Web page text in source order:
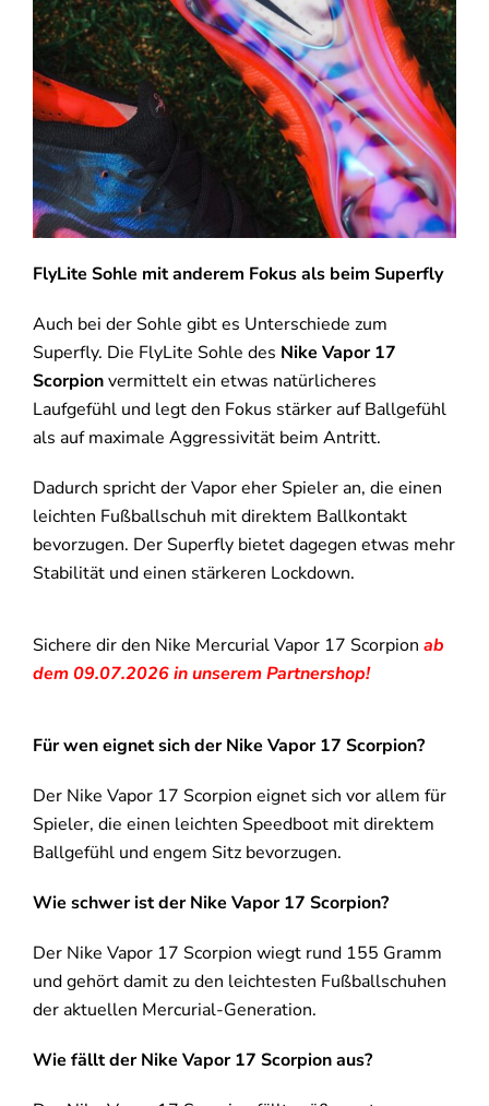
FlyLite Sohle mit anderem Fokus als beim Superfly
Auch bei der Sohle gibt es Unterschiede zum
Superfly. Die FlyLite Sohle des Nike Vapor 17
Scorpionvermittelt ein etwas natürlicheres
Laufgefühl und legt den Fokus stärker auf Ballgefühl
als auf maximale Aggressivität beim Antritt.
Dadurch spricht der Vapor eher Spieler an, die einen
leichten Fußballschuh mit direktem Ballkontakt
bevorzugen. Der Superfly bietet dagegen etwas mehr
Stabilität und einen stärkeren Lockdown.
Sichere dir den Nike Mercurial Vapor 17 Scorpion ab
dem 09.07.2026 in unserem Partnershop!
Für wen eignet sich der Nike Vapor 17 Scorpion?
Der Nike Vapor 17 Scorpion eignet sich vor allem für
Spieler, die einen leichten Speedboot mit direktem
Ballgefühl und engem Sitz bevorzugen.
Wie schwer ist der Nike Vapor 17 Scorpion?
Der Nike Vapor 17 Scorpion wiegt rund 155 Gramm
und gehört damit zu den leichtesten Fußballschuhen
der aktuellen Mercurial-Generation.
Wie fällt der Nike Vapor 17 Scorpion aus?